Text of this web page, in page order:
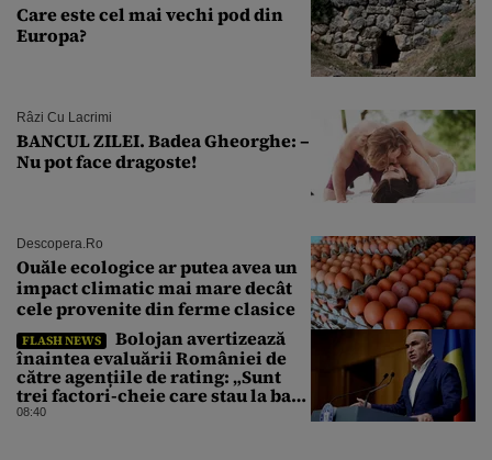
Care este cel mai vechi pod din
Europa?
Râzi Cu Lacrimi
BANCUL ZILEI. Badea Gheorghe: –
Nu pot face dragoste!
Descopera.ro
Ouăle ecologice ar putea avea un
impact climatic mai mare decât
cele provenite din ferme clasice
FLASH NEWS
Bolojan avertizează
înaintea evaluării României de
către agențiile de rating: „Sunt
trei factori-cheie care stau la baza
acestor evaluări”
08:40